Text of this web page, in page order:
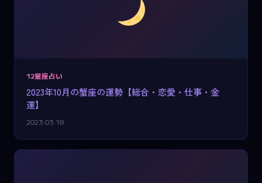
12星座占い
2023年10月の蟹座の運勢【総合・恋愛・仕事・金
運】
2023.03.18